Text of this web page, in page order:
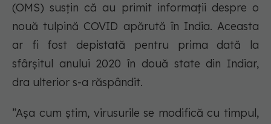
(OMS) susțin că au primit informații despre o
nouă tulpină COVID apărută în India. Aceasta
ar fi fost depistată pentru prima dată la
sfârșitul anului 2020 în două state din Indiar,
dra ulterior s-a răspândit.
”Aşa cum ştim, virusurile se modifică cu timpul,